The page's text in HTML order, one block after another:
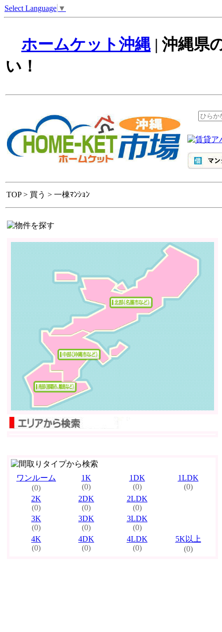
Select Language ▼
ホームケット沖縄 | 沖縄県
い！
TOP > 買う > 一棟ﾏﾝｼｮﾝ
ワンルーム
(0)
1K
(0)
1DK
(0)
1LDK
(0)
2K
(0)
2DK
(0)
2LDK
(0)
3K
(0)
3DK
(0)
3LDK
(0)
4K
(0)
4DK
(0)
4LDK
(0)
5K以上
(0)